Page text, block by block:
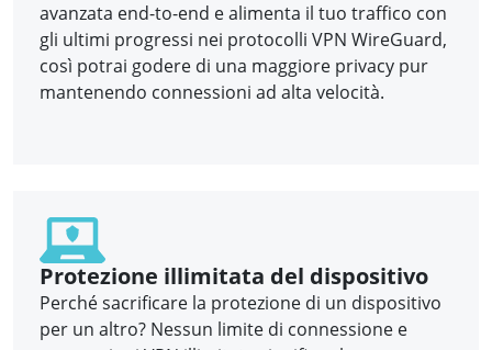
avanzata end-to-end e alimenta il tuo traffico con
gli ultimi progressi nei protocolli VPN WireGuard,
così potrai godere di una maggiore privacy pur
mantenendo connessioni ad alta velocità.
Protezione illimitata del dispositivo
Perché sacrificare la protezione di un dispositivo
per un altro? Nessun limite di connessione e